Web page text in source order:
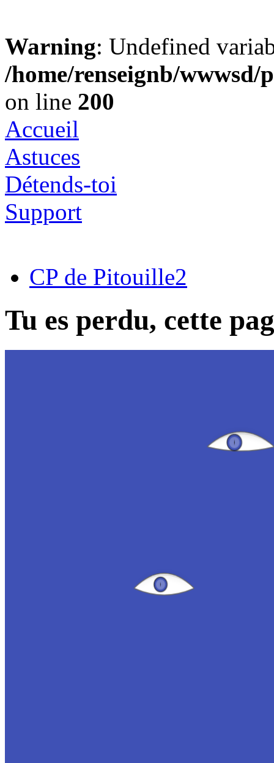
Warning: Undefined
/home/renseignb/
on line 200
Accueil
Astuces
Détends-toi
Support
CP de Pitouille2
Tu es perdu, cette